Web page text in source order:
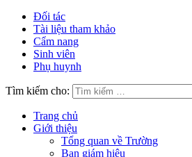
Đối tác
Tài liệu tham khảo
Cẩm nang
Sinh viên
Phụ huynh
Tìm kiếm cho:
Trang chủ
Giới thiệu
Tổng quan về Trường
Ban giám hiệu